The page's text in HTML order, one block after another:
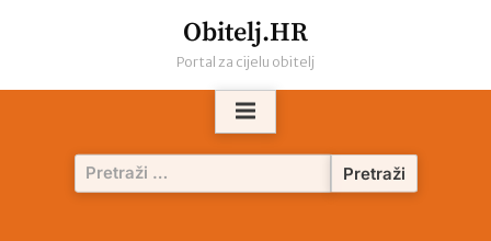
Obitelj.HR
Portal za cijelu obitelj
Pretraži: